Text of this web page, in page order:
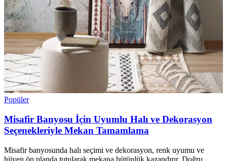
Popüler
Misafir Banyosu İçin Uyumlu Halı ve Dekorasyon
Seçenekleriyle Mekan Tamamlama
Misafir banyosunda halı seçimi ve dekorasyon, renk uyumu ve
hijyen ön planda tutularak mekana bütünlük kazandırır. Doğru